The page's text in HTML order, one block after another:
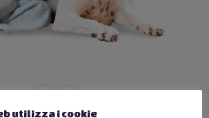
utilizza i cookie